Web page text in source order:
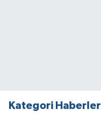
Kategori Haberler